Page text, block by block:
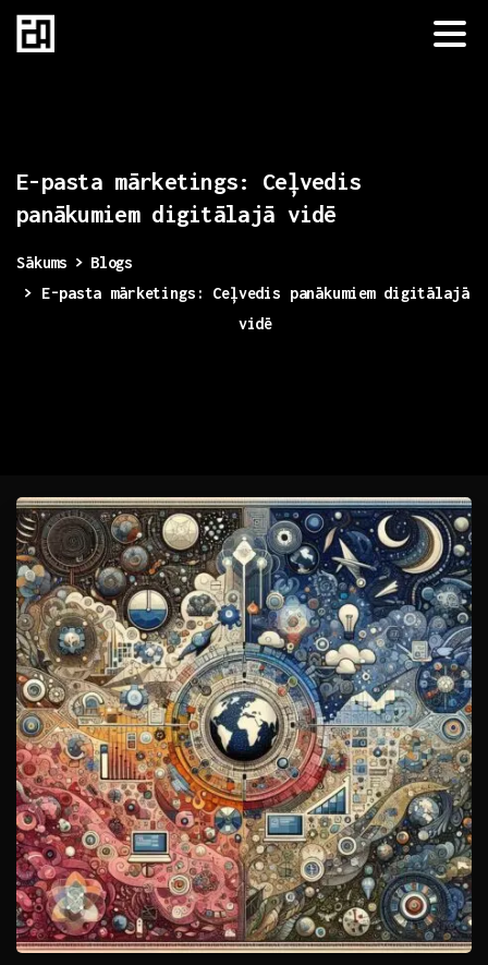
E-pasta mārketings:
Ceļvedis
panākumiem digitālajā vidē
Sākums
Blogs
E-pasta mārketings: Ceļvedis panākumiem digitālajā
vidē